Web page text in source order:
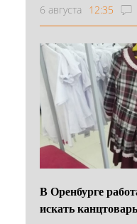
6 августа 12:35
В Оренбурге
искать